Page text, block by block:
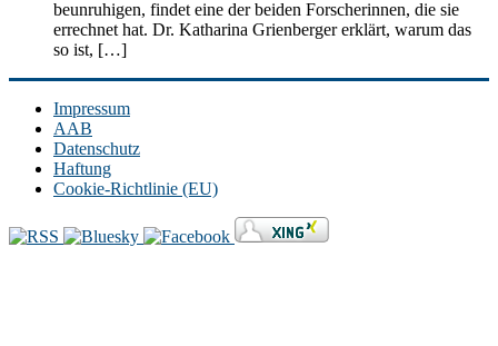
beunruhigen, findet eine der beiden Forscherinnen, die sie
errechnet hat. Dr. Katharina Grienberger erklärt, warum das
so ist, […]
Impressum
AAB
Datenschutz
Haftung
Cookie-Richtlinie (EU)